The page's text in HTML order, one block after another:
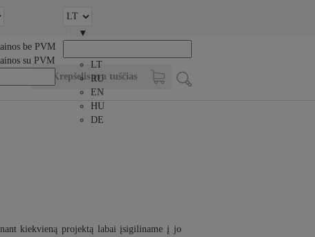
be PVM
su PVM
▾
LT
RU
EN
HU
DE
Krepšelis yra tuščias
kiekvieną projektą labai įsigiliname į jo